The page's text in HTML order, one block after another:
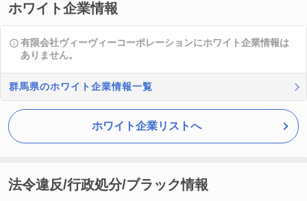
ホワイト企業情報
有限会社ヴィーヴィーコーポレーションにホワイト企業情報は
ありません。
群馬県のホワイト企業情報一覧
ホワイト企業リストへ
法令違反/行政処分/ブラック情報